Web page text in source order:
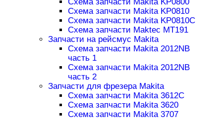
Схема запчасти Makita KP0800
Схема запчасти Makita KP0810
Схема запчасти Makita KP0810C
Схема запчасти Maktec MT191
Запчасти на рейсмус Makita
Схема запчасти Makita 2012NB
часть 1
Схема запчасти Makita 2012NB
часть 2
Запчасти для фрезера Makita
Схема запчасти Makita 3612C
Схема запчасти Makita 3620
Схема запчасти Makita 3707